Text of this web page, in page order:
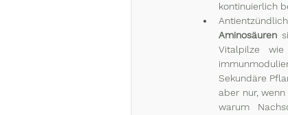
kontinuierlich
Aminosäuren
Vitalpilze
Sekundäre
aber nur,
warum